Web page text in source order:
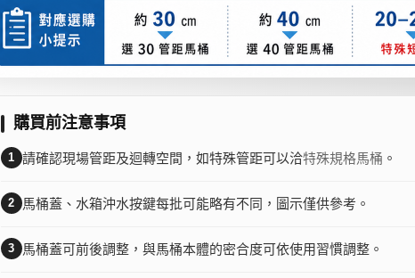
購買前注意事項
1 請確認現場管距及迴轉空間，如特殊管距可以洽特殊規格馬桶 。
2 馬桶蓋、水箱沖水按鍵每批可能略有不同，圖示僅供參考。
3 馬桶蓋可前後調整，與馬桶本體的密合度可依使用習慣調整。